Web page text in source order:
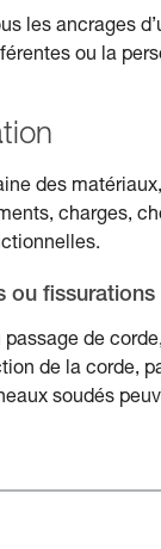
les ancrages
ou la
des
charges,
ou fissurations
de
de la corde,
soudés